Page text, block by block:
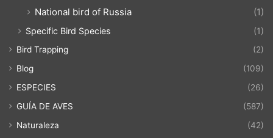
National bird of Russia
(1)
Specific Bird Species (1)
Bird Trapping
(2)
Blog
(109)
ESPECIES
(26)
GUÍA DE AVES
(587)
Naturaleza
(42)